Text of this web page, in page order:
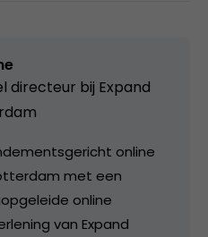
directeur bij Expand
online
met een
online
van Expand